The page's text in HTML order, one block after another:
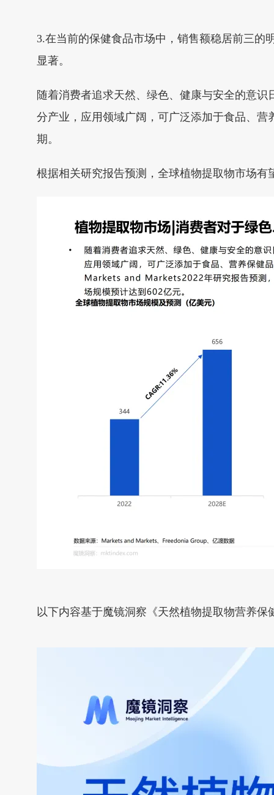
3.在当前的保健食品市场中，销售额稳居前三的
显著。
随着消费者追求天然、绿色、健康与安全的意
分产业，应用领域广阔，可广泛添加于食品、
期。
根据相关研究报告预测，全球植物提取物市场有
以下内容基于魔镜洞察《天然植物提取物营养